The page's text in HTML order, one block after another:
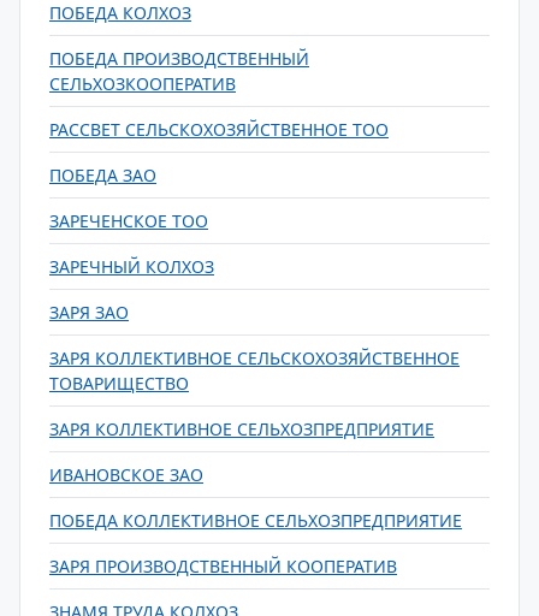
ПОБЕДА КОЛХОЗ
ПОБЕДА ПРОИЗВОДСТВЕННЫЙ
СЕЛЬХОЗКООПЕРАТИВ
РАССВЕТ СЕЛЬСКОХОЗЯЙСТВЕННОЕ ТОО
ПОБЕДА ЗАО
ЗАРЕЧЕНСКОЕ ТОО
ЗАРЕЧНЫЙ КОЛХОЗ
ЗАРЯ ЗАО
ЗАРЯ КОЛЛЕКТИВНОЕ СЕЛЬСКОХОЗЯЙСТВЕННОЕ
ТОВАРИЩЕСТВО
ЗАРЯ КОЛЛЕКТИВНОЕ СЕЛЬХОЗПРЕДПРИЯТИЕ
ИВАНОВСКОЕ ЗАО
ПОБЕДА КОЛЛЕКТИВНОЕ СЕЛЬХОЗПРЕДПРИЯТИЕ
ЗАРЯ ПРОИЗВОДСТВЕННЫЙ КООПЕРАТИВ